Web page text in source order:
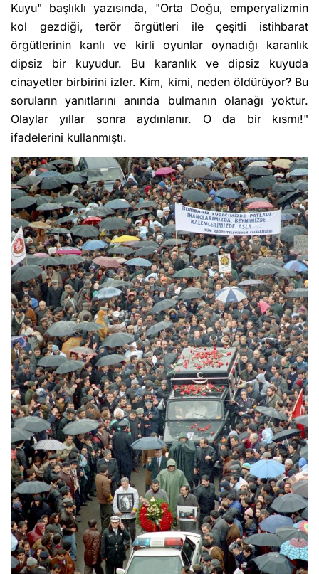
Kuyu" başlıklı yazısında, "Orta Doğu, emperyalizmin
kol gezdiği, terör örgütleri ile çeşitli istihbarat
örgütlerinin kanlı ve kirli oyunlar oynadığı karanlık
dipsiz bir kuyudur. Bu karanlık ve dipsiz kuyuda
cinayetler birbirini izler. Kim, kimi, neden öldürüyor? Bu
soruların yanıtlarını anında bulmanın olanağı yoktur.
Olaylar yıllar sonra aydınlanır. O da bir kısmı!"
ifadelerini kullanmıştı.